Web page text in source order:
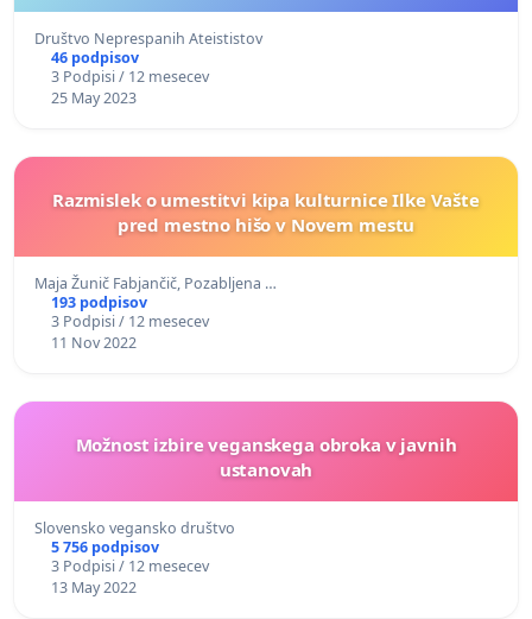
Društvo Neprespanih Ateististov
46 podpisov
3 Podpisi / 12 mesecev
25 May 2023
Razmislek o umestitvi kipa kulturnice Ilke Vašte
pred mestno hišo v Novem mestu
Maja Žunič Fabjančič, Pozabljena …
193 podpisov
3 Podpisi / 12 mesecev
11 Nov 2022
Možnost izbire veganskega obroka v javnih
ustanovah
Slovensko vegansko društvo
5 756 podpisov
3 Podpisi / 12 mesecev
13 May 2022